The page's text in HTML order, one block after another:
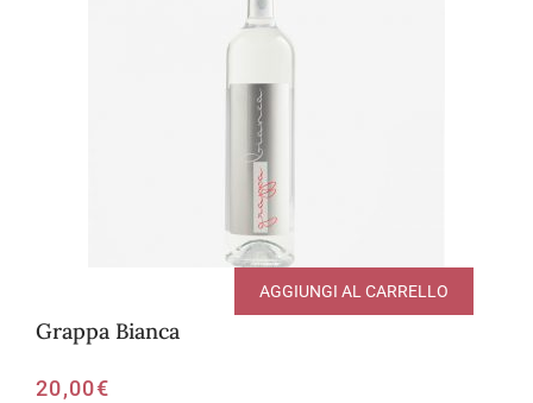
Grappa Bianca
20,00€
AGGIUNGI AL CARRELLO